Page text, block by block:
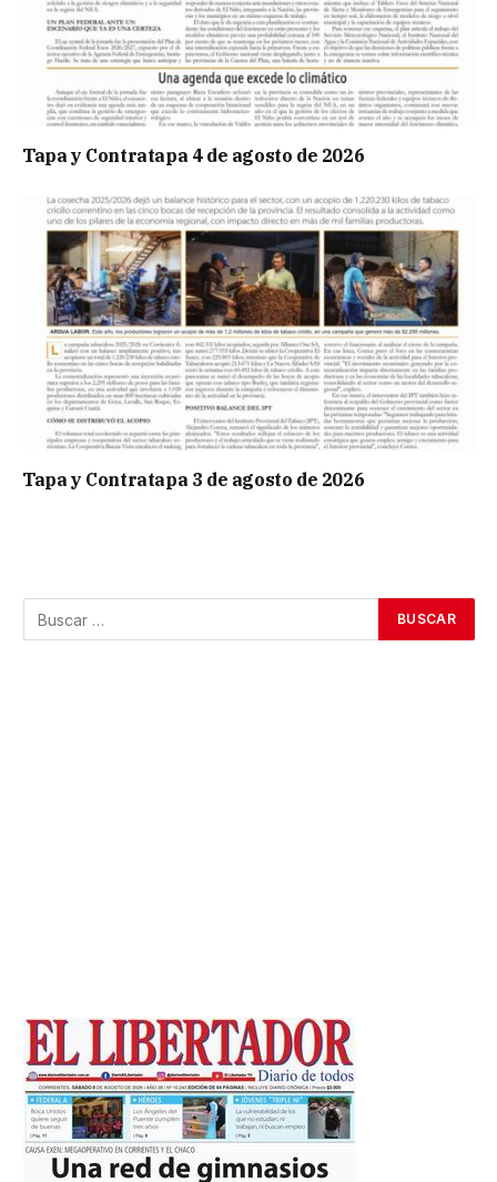
Tapa y Contratapa 4 de agosto de 2026
Tapa y Contratapa 3 de agosto de 2026